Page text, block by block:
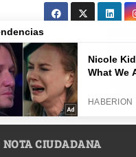
NOTA CIUDADANA